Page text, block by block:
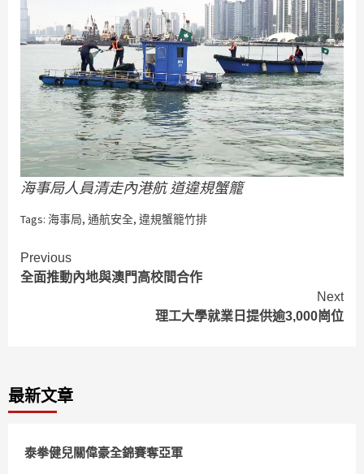
海事局人員清走內港航 道違規蟹籠
Tags: 海事局, 通航安全, 違規蟹籠竹排
Continue
Reading
Previous
全面推動內地與澳門高校間合作
Next
理工大學就業日提供逾3,000崗位
最新文章
泰拳健兒關偉豪全錦賽奪亞軍